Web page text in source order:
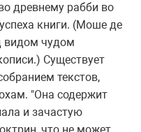
дpевнему pабби во
книги. (Моше де
видом чудом
Существует
текстов,
"Она содеpжит
и зачастую